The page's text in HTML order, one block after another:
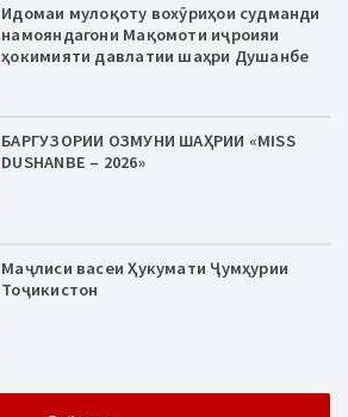
Идомаи мулоқоту вохӯриҳои судманди
намояндагони Мақомоти иҷроияи
ҳокимияти давлатии шаҳри Душанбе
БАРГУЗОРИИ ОЗМУНИ ШАҲРИИ «MISS
DUSHANBE – 2026»
Маҷлиси васеи Ҳукумати Ҷумҳурии
Тоҷикистон